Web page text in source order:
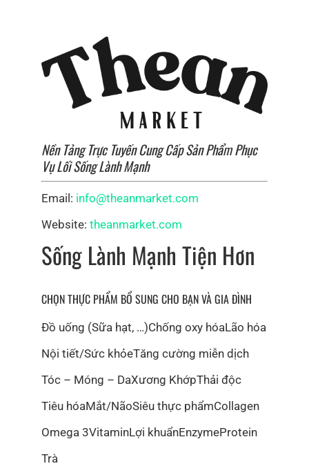
Nền Tảng Trực Tuyến Cung Cấp Sản Phẩm Phục
Vụ Lối Sống Lành Mạnh
Email: info@theanmarket.com
Website: theanmarket.com
Sống Lành Mạnh Tiện Hơn
CHỌN THỰC PHẨM BỔ SUNG CHO BẠN VÀ GIA ĐÌNH
Đồ uống (Sữa hạt, …)Chống oxy hóaLão hóa
Nội tiết/Sức khỏeTăng cường miễn dịch
Tóc – Móng – DaXương KhớpThải độc
Tiêu hóaMắt/NãoSiêu thực phẩmCollagen
Omega 3VitaminLợi khuẩnEnzymeProtein
Trà